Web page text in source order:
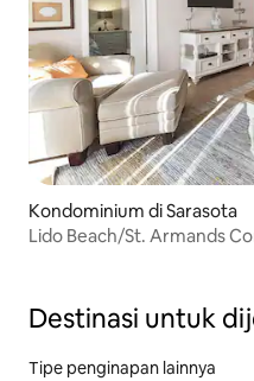
Kondominium di Sarasota
Lido Beach/St. Armands
Destinasi untuk
Tipe penginapan lainnya